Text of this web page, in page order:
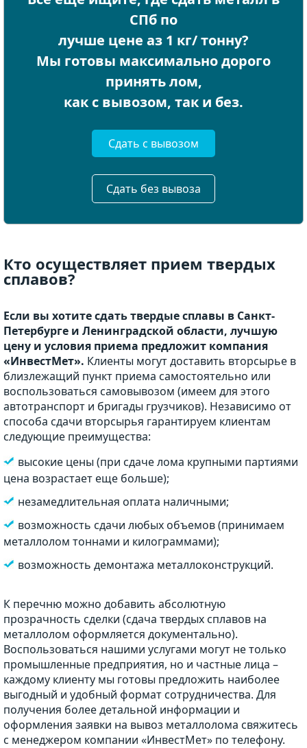
СПб по
лучше цене аз 1 кг/ тонну?
Мы готовы максимально дорого
принять лом,
как с вывозом, так и без.
Сдать с вывозом
Сдать без вывоза
Кто осуществляет прием твердых
сплавов?
Если вы хотите сдать твердые сплавы в Санкт-
Петербурге и Ленинградской области, лучшую
цену и условия приема предложит компания
«ИнвестМет». Клиенты могут доставить вторсырье в
близлежащий пункт приема самостоятельно или
воспользоваться самовывозом (имеем для этого
автотранспорт и бригады грузчиков). Независимо от
способа сдачи вторсырья гарантируем клиентам
следующие преимущества:
высокие цены (при сдаче лома крупными партиями
цена возрастает еще больше);
незамедлительная оплата наличными;
возможность сдачи любых объемов (принимаем
металлолом тоннами и килограммами);
возможность демонтажа металлоконструкций.
К перечню можно добавить абсолютную
прозрачность сделки (сдача твердых сплавов на
металлолом оформляется документально).
Воспользоваться нашими услугами могут не только
промышленные предприятия, но и частные лица –
каждому клиенту мы готовы предложить наиболее
выгодный и удобный формат сотрудничества. Для
получения более детальной информации и
оформления заявки на вывоз металлолома свяжитесь
с менеджером компании «ИнвестМет» по телефону.